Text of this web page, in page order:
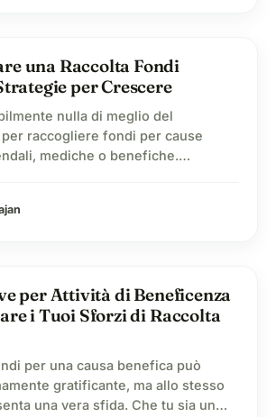
una Raccolta Fondi
per Crescere
nulla di meglio del
raccogliere fondi per cause
mediche o benefiche.
Molti non raggiungono l’obiettivo
strategia giusta. Una raccolta fondi
per Attività di Beneficenza
i Tuoi Sforzi di Raccolta
per una causa benefica può
gratificante, ma allo stesso
una vera sfida. Che tu sia un